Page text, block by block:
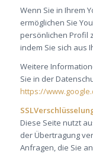
Wenn Sie in Ihrem
ermöglichen Sie
persönlichen Profil
indem Sie sich aus
Weitere
Sie in der
https://
Diese Seite nutzt
der Übertragung
Anfragen, die Sie